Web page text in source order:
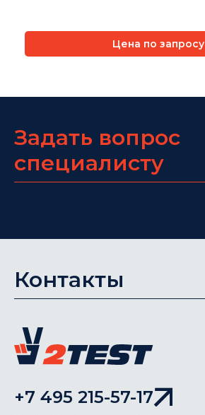
Цена по запросу
Задать вопрос
специалисту
Контакты
+7 495 215-57-17